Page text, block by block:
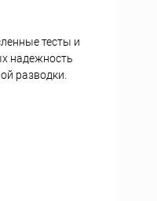
тесты и
надежность
разводки.